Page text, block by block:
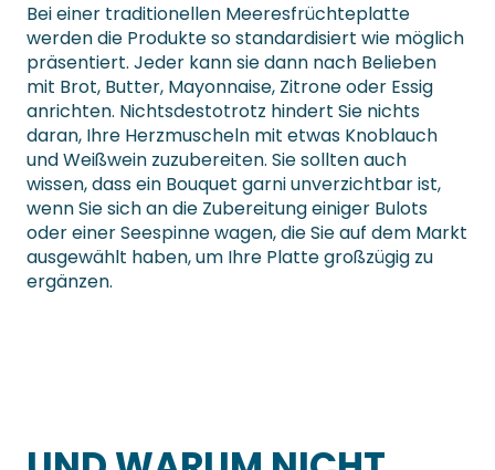
Bei einer traditionellen Meeresfrüchteplatte
werden die Produkte so standardisiert wie möglich
präsentiert. Jeder kann sie dann nach Belieben
mit Brot, Butter, Mayonnaise, Zitrone oder Essig
anrichten. Nichtsdestotrotz hindert Sie nichts
daran, Ihre Herzmuscheln mit etwas Knoblauch
und Weißwein zuzubereiten. Sie sollten auch
wissen, dass ein Bouquet garni unverzichtbar ist,
wenn Sie sich an die Zubereitung einiger Bulots
oder einer Seespinne wagen, die Sie auf dem Markt
ausgewählt haben, um Ihre Platte großzügig zu
ergänzen.